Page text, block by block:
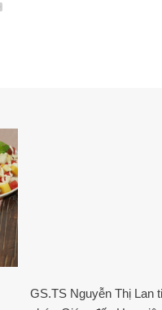
GS.TS Nguyễn Thị Lan